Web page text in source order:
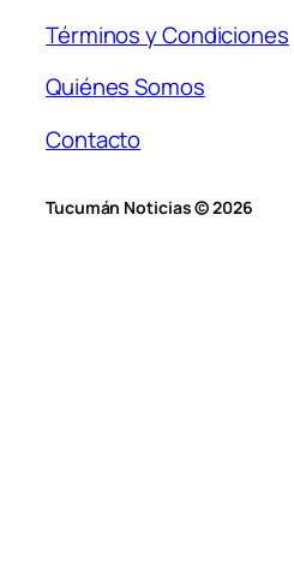
Términos y Condiciones
Quiénes Somos
Contacto
Tucumán Noticias © 2026